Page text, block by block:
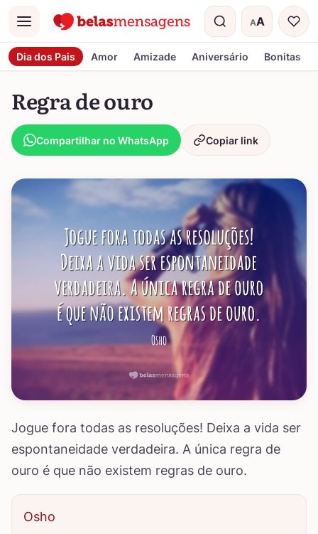
Menu AA
Tamanho do
Dia dos Pais Amor Amizade Aniversário Bonitas
Regra de ouro
Compartilhar no WhatsApp Copiar link
Jogue fora todas as resoluções! Deixa a vida ser
espontaneidade verdadeira. A única regra de
ouro é que não existem regras de ouro.
Osho